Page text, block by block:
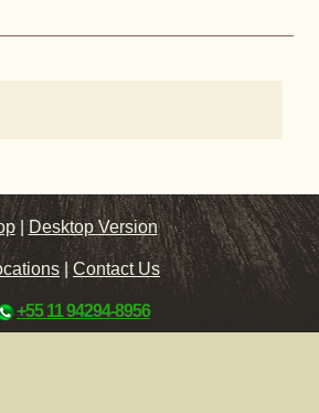
|Desktop Version
|Contact Us
+55 11 94294-8956